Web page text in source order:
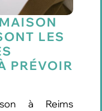
LES
PRÉVOIR
à Reims